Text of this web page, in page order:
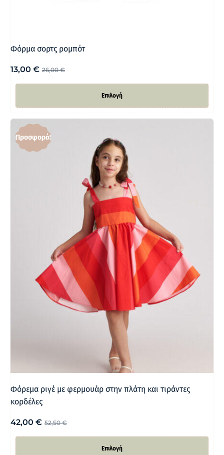
Φόρμα σορτς ρομπότ
26,00€
13,00 €
Επιλογή
Προσφορά!
Φόρεμα ριγέ με φερμουάρ στην πλάτη και τιράντες
κορδέλες
52,50€
42,00 €
Επιλογή